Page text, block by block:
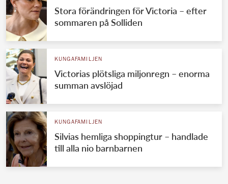
Stora förändringen för Victoria – efter
sommaren på Solliden
KUNGAFAMILJEN
Victorias plötsliga miljonregn – enorma
summan avslöjad
KUNGAFAMILJEN
Silvias hemliga shoppingtur – handlade
till alla nio barnbarnen